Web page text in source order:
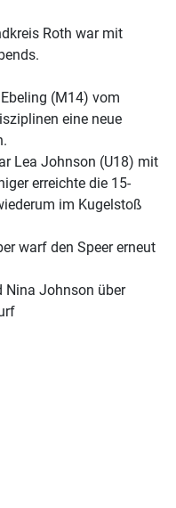
Roth war mit
(M14) vom
eine neue
Lea Johnson (U18) mit
erreichte die 15-
im Kugelstoß
warf den Speer erneut
Nina Johnson über